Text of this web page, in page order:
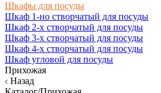
Шкафы для посуды
Шкаф 1-но створчатый для посуды
Шкаф 2-х створчатый для посуды
Шкаф 3-х створчатый для посуды
Шкаф 4-х створчатый для посуды
Шкаф угловой для посуды
Прихожая
Назад